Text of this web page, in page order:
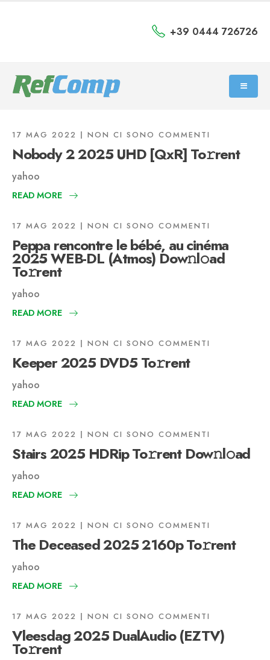
+39 0444 726726
17 MAG 2022 NON CI SONO COMMENTI
Nobody 2 2025 UHD [QxR] To𝚛rent
yahoo
READ MORE
17 MAG 2022 NON CI SONO COMMENTI
Peppa rencontre le bébé, au cinéma
2025 WEB-DL (Atmos) Dow𝚗l𝚘ad
To𝚛rent
yahoo
READ MORE
17 MAG 2022 NON CI SONO COMMENTI
Keeper 2025 DVD5 To𝚛rent
yahoo
READ MORE
17 MAG 2022 NON CI SONO COMMENTI
Stairs 2025 HDRip To𝚛rent Dow𝚗l𝚘ad
yahoo
READ MORE
17 MAG 2022 NON CI SONO COMMENTI
The Deceased 2025 2160p To𝚛rent
yahoo
READ MORE
17 MAG 2022 NON CI SONO COMMENTI
Vleesdag 2025 DualAudio (EZTV)
To𝚛rent